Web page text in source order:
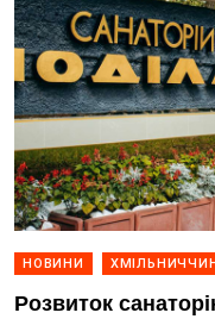
НОВИНИ
Розвиток